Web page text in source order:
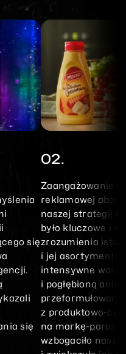
się
się
02.
Zaangażowanie
reklamowej
naszej strategii
było kluczowe i
zrozumienia
i jej asortymentu.
intensywne
i pogłębioną
przeformułować
z produktowo-
na markę-
wzbogaciło